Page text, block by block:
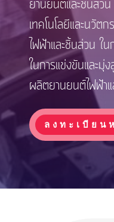
ยานยนต์และชิ้นส่ว
เทคโนโลยีและนวัต
ไฟฟ้าและชิ้นส่วน ใ
ในการแข่งขันและมุ่
ผลิตยานยนต์ไฟฟ้า
ลงทะเบียน